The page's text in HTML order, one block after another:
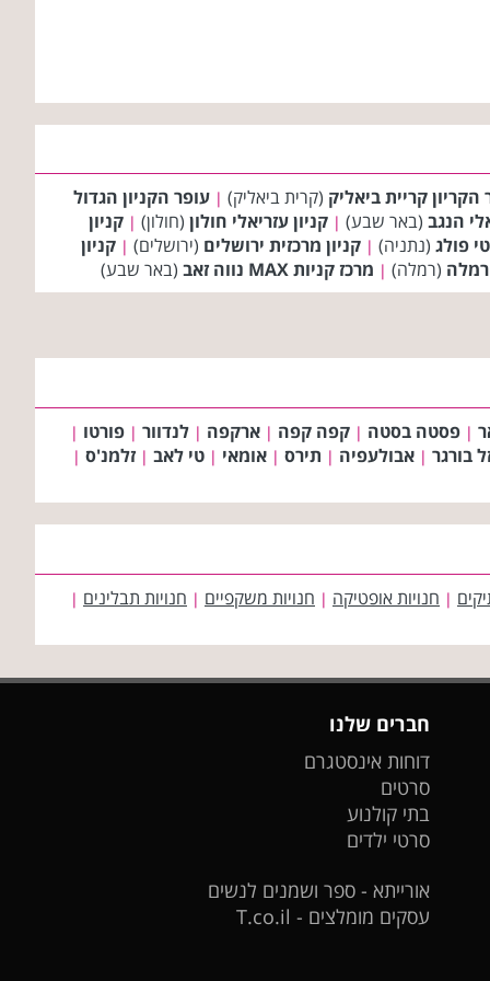
הקריון קריית ביאליק (קרית ביאליק) | עופר הקניון הגדול
הנגב (באר שבע) | קניון עזריאלי חולון (חולון) | קניון
פולג (נתניה) | קניון מרכזית ירושלים (ירושלים) | קניון
רמלה (רמלה) | מרכז קניות MAX נווה זאב (באר שבע)
| פסטה בסטה | קפה קפה | ארקפה | לנדוור | פורטו |
בורגר | אבולעפיה | תירס | אומאי | טי לאב | זלמנ'ס |
| חנויות אופטיקה | חנויות משקפיים | חנויות תבלינים |
חברים שלנו
דוחות אינסטגרם
סרטים
בתי קולנוע
סרטי ילדים
אורייתא - ספר ושמנים לנשים
עסקים מומלצים - T.co.il